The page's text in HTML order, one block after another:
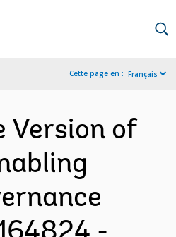
Cette page en : Français
Version of